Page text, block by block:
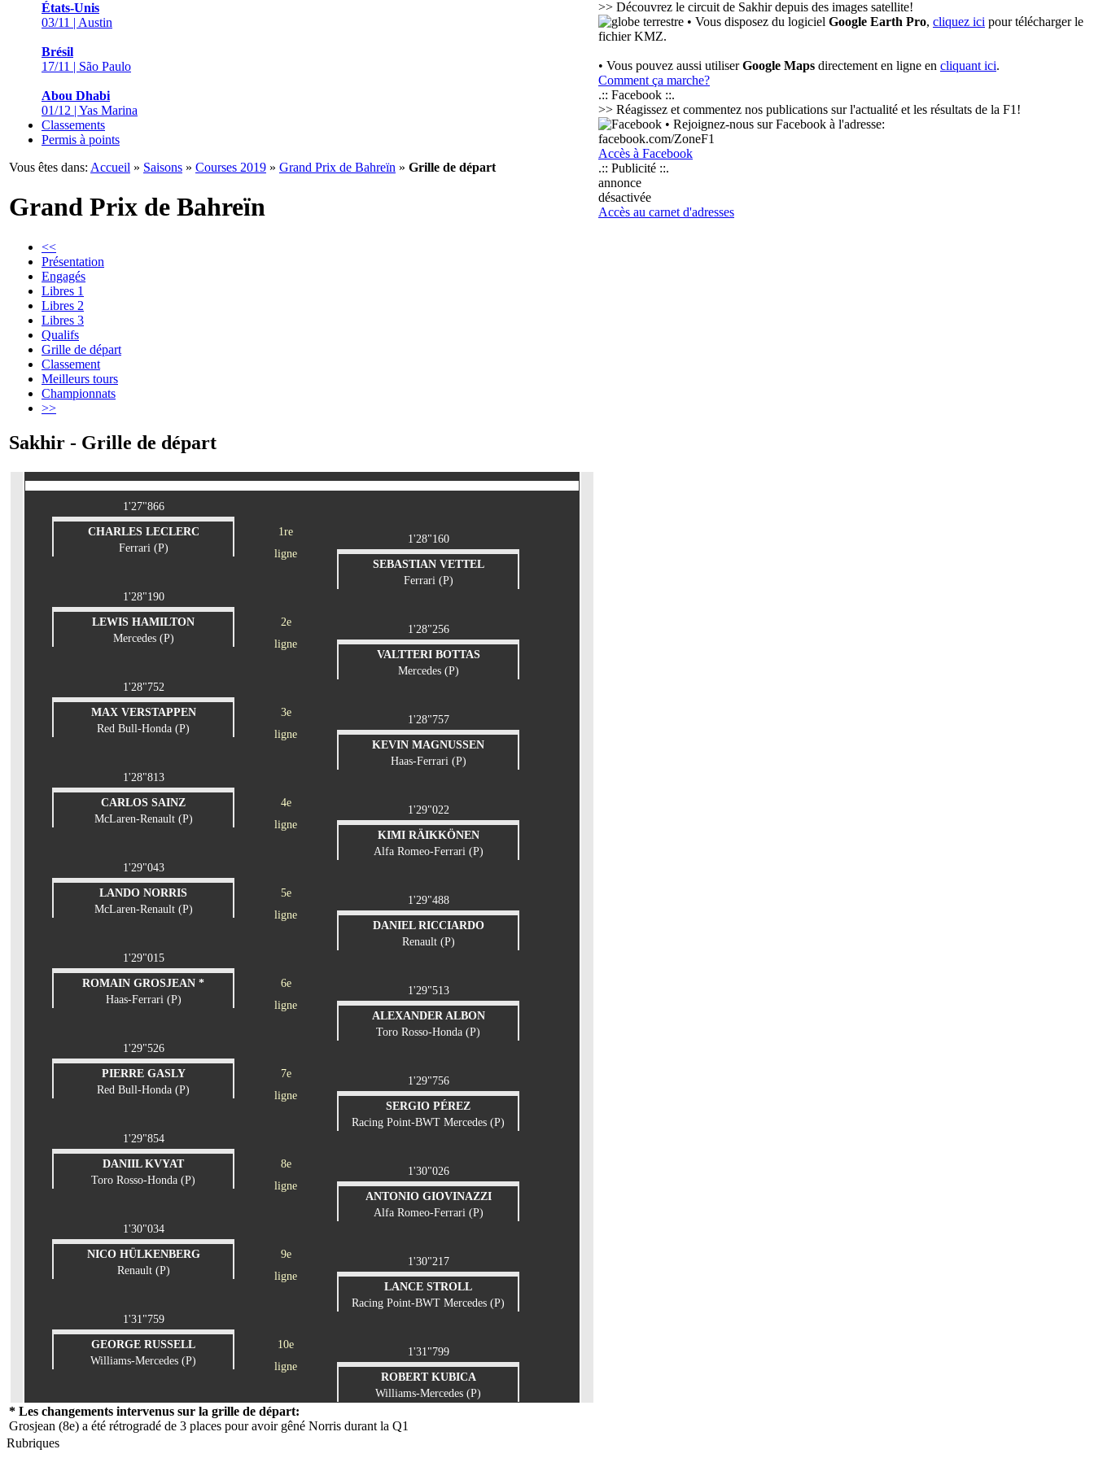
États-Unis
03/11 | Austin
Brésil
17/11 | São Paulo
Abou Dhabi
01/12 | Yas Marina
Classements
Permis à points
Vous êtes dans: Accueil » Saisons » Courses 2019 » Grand Prix de Bahreïn » Grille de départ
Grand Prix de Bahreïn
<<
Présentation
Engagés
Libres 1
Libres 2
Libres 3
Qualifs
Grille de départ
Classement
Meilleurs tours
Championnats
>>
Sakhir - Grille de départ
1'27"866
CHARLES LECLERC
Ferrari (P)
1re
ligne
1'28"160
SEBASTIAN VETTEL
Ferrari (P)
1'28"190
LEWIS HAMILTON
Mercedes (P)
2e
ligne
1'28"256
VALTTERI BOTTAS
Mercedes (P)
1'28"752
MAX VERSTAPPEN
Red Bull-Honda (P)
3e
ligne
1'28"757
KEVIN MAGNUSSEN
Haas-Ferrari (P)
1'28"813
CARLOS SAINZ
McLaren-Renault (P)
4e
ligne
1'29"022
KIMI RÄIKKÖNEN
Alfa Romeo-Ferrari (P)
1'29"043
LANDO NORRIS
McLaren-Renault (P)
5e
ligne
1'29"488
DANIEL RICCIARDO
Renault (P)
1'29"015
ROMAIN GROSJEAN *
Haas-Ferrari (P)
6e
ligne
1'29"513
ALEXANDER ALBON
Toro Rosso-Honda (P)
1'29"526
PIERRE GASLY
Red Bull-Honda (P)
7e
ligne
1'29"756
SERGIO PÉREZ
Racing Point-BWT Mercedes (P)
1'29"854
DANIIL KVYAT
Toro Rosso-Honda (P)
8e
ligne
1'30"026
ANTONIO GIOVINAZZI
Alfa Romeo-Ferrari (P)
1'30"034
NICO HÜLKENBERG
Renault (P)
9e
ligne
1'30"217
LANCE STROLL
Racing Point-BWT Mercedes (P)
1'31"759
GEORGE RUSSELL
Williams-Mercedes (P)
10e
ligne
1'31"799
ROBERT KUBICA
Williams-Mercedes (P)
* Les changements intervenus sur la grille de départ:
Grosjean (8e) a été rétrogradé de 3 places pour avoir gêné Norris durant la Q1
>> Découvrez le circuit de Sakhir depuis des images satellite!
• Vous disposez du logiciel Google Earth Pro, cliquez ici pour télécharger le
fichier KMZ.
• Vous pouvez aussi utiliserGoogle Maps directement en ligne en cliquant ici.
Comment ça marche?
.:: Facebook ::.
>> Réagissez et commentez nos publications sur l'actualité et les résultats de la F1!
• Rejoignez-nous sur Facebook à l'adresse:
facebook.com/ZoneF1
Accès à Facebook
.:: Publicité ::.
annonce
désactivée
Accès au carnet d'adresses
Rubriques